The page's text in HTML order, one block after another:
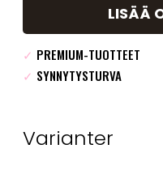
LISÄÄ
✓ PREMIUM-TUOTTEET
✓ SYNNYTYSTURVA
Varianter